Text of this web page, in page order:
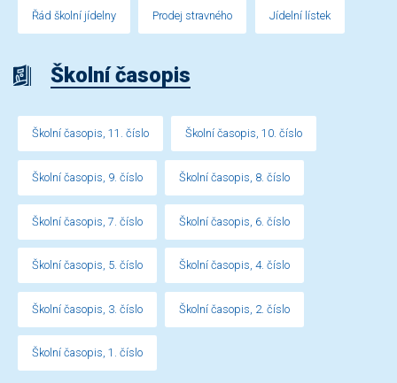
Řád školní jídelny Prodej stravného Jídelní lístek
Školní časopis
Školní časopis, 11. číslo Školní časopis, 10. číslo
Školní časopis, 9. číslo Školní časopis, 8. číslo
Školní časopis, 7. číslo Školní časopis, 6. číslo
Školní časopis, 5. číslo Školní časopis, 4. číslo
Školní časopis, 3. číslo Školní časopis, 2. číslo
Školní časopis, 1. číslo